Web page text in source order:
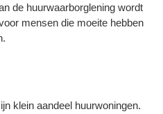
de huurwaarborglening wordt
mensen die moeite hebben
klein aandeel huurwoningen.